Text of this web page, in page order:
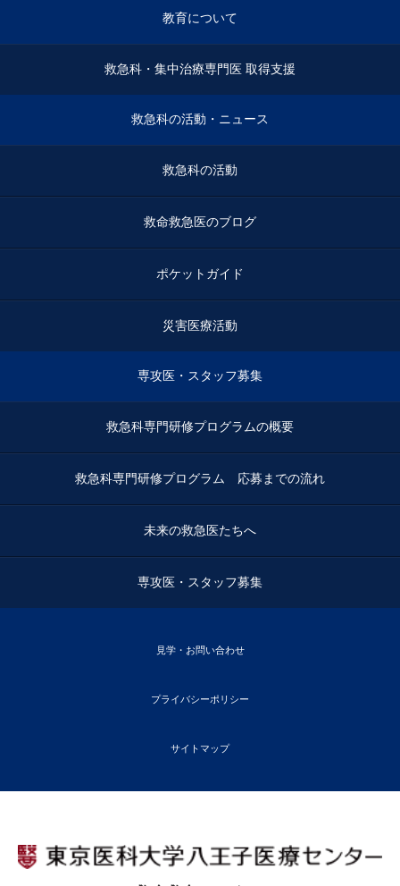
教育について
救急科・集中治療専門医 取得支援
救急科の活動・ニュース
救急科の活動
救命救急医のブログ
ポケットガイド
災害医療活動
専攻医・スタッフ募集
救急科専門研修プログラムの概要
救急科専門研修プログラム 応募までの流れ
未来の救急医たちへ
専攻医・スタッフ募集
見学・お問い合わせ
プライバシーポリシー
サイトマップ